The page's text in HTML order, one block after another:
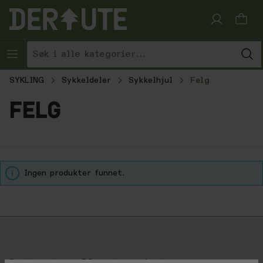
Hopp til innhold
SYKLING Sykkeldeler Sykkelhjul Felg
felg
Ingen produkter funnet.